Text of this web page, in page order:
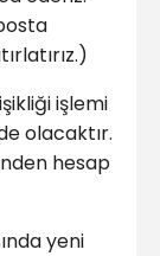
işlemi
olacaktır.
hesap
yeni